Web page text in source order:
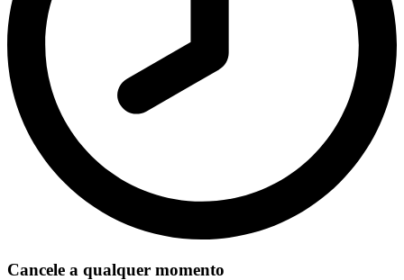
Cancele a qualquer momento